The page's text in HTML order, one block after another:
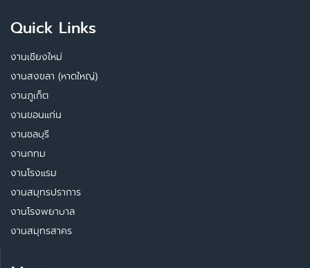
Quick Links
งานเชียงใหม่
งานสงขลา (หาดใหญ่)
งานภูเก็ต
งานขอนแก่น
งานชลบุรี
งานกทม
งานโรงแรม
งานสมุทรปราการ
งานโรงพยาบาล
งานสมุทรสาคร